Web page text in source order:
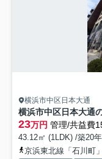
横浜市中区日本大通
横浜市中区日本大通
23万円 管理/共益費
43.12㎡ (1LDK) /築20
京浜東北線「石川町